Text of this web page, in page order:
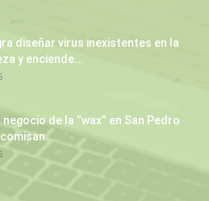
diseñar virus inexistentes en la
y enciende...
negocio de la “wax” en San Pedro